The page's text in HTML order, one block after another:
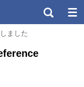
ました